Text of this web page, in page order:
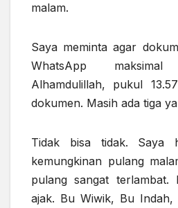
malam.
Saya meminta agar
WhatsApp
Alhamdulillah, pukul
dokumen. Masih ada tiga
Tidak bisa tidak. Saya
kemungkinan pulang
pulang sangat terlambat.
ajak. Bu Wiwik, Bu